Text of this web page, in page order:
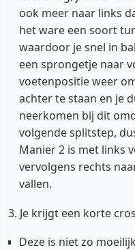
ook meer naar links
het ware een soort
waardoor je snel in
een sprongetje naar
voetenpositie weer
achter te staan en je
neerkomen bij dit
volgende splitstep,
Manier 2 is met links
vervolgens rechts
vallen.
3. Je krijgt een korte
Deze is niet zo